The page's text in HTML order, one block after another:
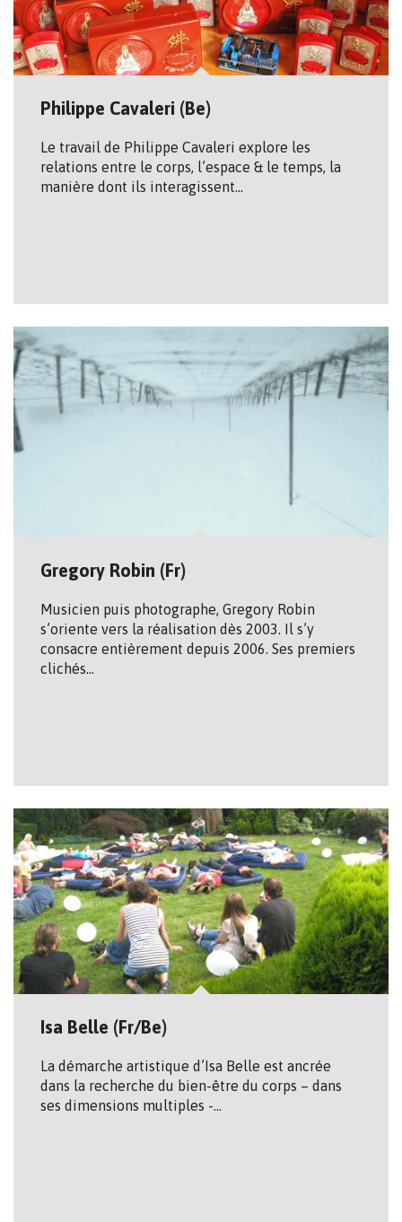
Philippe Cavaleri (Be)
Le travail de Philippe Cavaleri explore les
relations entre le corps, l’espace & le temps, la
manière dont ils interagissent…
Gregory Robin (Fr)
Musicien puis photographe, Gregory Robin
s’oriente vers la réalisation dès 2003. Il s’y
consacre entièrement depuis 2006. Ses premiers
clichés…
Isa Belle (Fr/Be)
La démarche artistique d’Isa Belle est ancrée
dans la recherche du bien-être du corps – dans
ses dimensions multiples -…